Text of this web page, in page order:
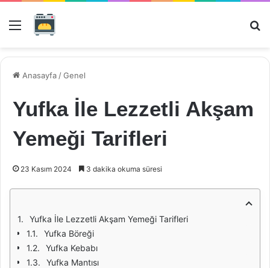
Menü
Anasayfa /Genel
Yufka İle Lezzetli Akşam
Yemeği Tarifleri
23 Kasım 2024 3 dakika okuma süresi
Yufka İle Lezzetli Akşam Yemeği Tarifleri
Yufka Böreği
Yufka Kebabı
Yufka Mantısı